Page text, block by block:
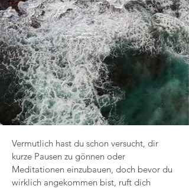
Vermutlich hast du schon versucht, dir
kurze Pausen zu gönnen oder
Meditationen einzubauen, doch bevor du
wirklich angekommen bist, ruft dich